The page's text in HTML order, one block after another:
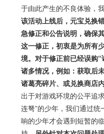
于由此产生的不良体验，
该活动上线后，元宝兑换
急修正和公告说明，确保
这一修正，初衷是为所有
境。对于修正前已经误购
诸多情况，例如：获取后
诸葛亮碎片、或兑换商店
出于对游戏环境的公平追
连弩”的少年，我们通过
响的少年才会遇到短暂的